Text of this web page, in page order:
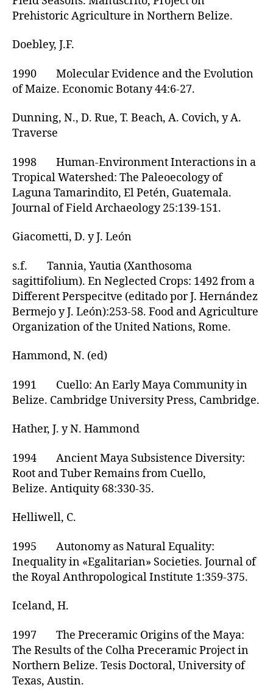
Prehistoric Agriculture in Northern Belize.
Doebley, J.F.
1990 Molecular Evidence and the Evolution
of Maize. Economic Botany 44:6-27.
Dunning, N., D. Rue, T. Beach, A. Covich, y A.
Traverse
1998 Human-Environment Interactions in a
Tropical Watershed: The Paleoecology of
Laguna Tamarindito, El Petén, Guatemala.
Journal of Field Archaeology 25:139-151.
Giacometti, D. y J. León
s.f. Tannia, Yautia (Xanthosoma
sagittifolium). En Neglected Crops: 1492 from a
Different Perspecitve (editado por J. Hernández
Bermejo y J. León):253-58. Food and Agriculture
Organization of the United Nations, Rome.
Hammond, N. (ed)
1991 Cuello: An Early Maya Community in
Belize. Cambridge University Press, Cambridge.
Hather, J. y N. Hammond
1994 Ancient Maya Subsistence Diversity:
Root and Tuber Remains from Cuello,
Belize. Antiquity 68:330-35.
Helliwell, C.
1995 Autonomy as Natural Equality:
Inequality in «Egalitarian» Societies. Journal of
the Royal Anthropological Institute 1:359-375.
Iceland, H.
1997 The Preceramic Origins of the Maya:
The Results of the Colha Preceramic Project in
Northern Belize. Tesis Doctoral, University of
Texas, Austin.